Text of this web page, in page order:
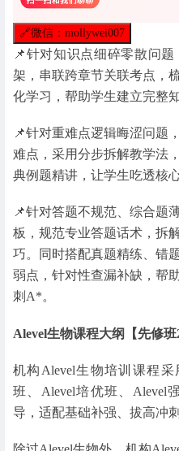
🔗微信：mollywei007
📌针对知识点细碎零散问
架，串联跨章节关联考点，
化学习，帮助学生建立完整
📌针对重难点逻辑晦涩问题
难点，采用分步拆解教学法
典例题精讲，让学生吃透核
📌针对答题不规范、综合题
板，规范专业答题话术，拆
巧。同时搭配真题精练、错
弱点，针对性查漏补缺，帮
刺A*。
Alevel生物课程大纲【先修班
机构Alevel生物培训课程
班、Alevel培优班、Alevel
导，适配基础补强、拔高冲